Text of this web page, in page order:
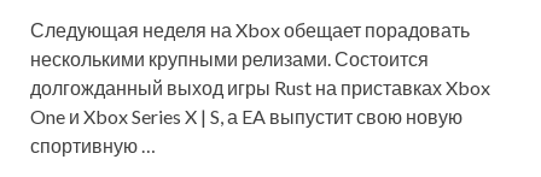
Следующая неделя на Xbox обещает порадовать
несколькими крупными релизами. Состоится
долгожданный выход игры Rust на приставках Xbox
One и Xbox Series X | S, а EA выпустит свою новую
спортивную …